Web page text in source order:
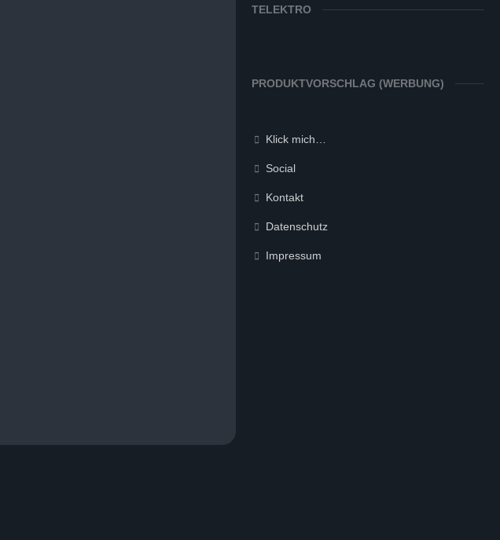
TELEKTRO
PRODUKTVORSCHLAG (WERBUNG)
Klick mich…
Social
Kontakt
Datenschutz
Impressum